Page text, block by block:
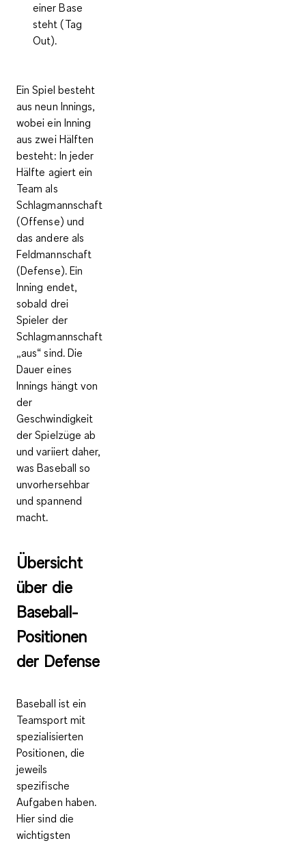
einer Base
steht (Tag
Out).
Ein Spiel besteht
aus neun Innings,
wobei ein Inning
aus zwei Hälften
besteht: In jeder
Hälfte agiert ein
Team als
Schlagmannschaft
(Offense) und
das andere als
Feldmannschaft
(Defense). Ein
Inning endet,
sobald drei
Spieler der
Schlagmannschaft
„aus“ sind. Die
Dauer eines
Innings hängt von
der
Geschwindigkeit
der Spielzüge ab
und variiert daher,
was Baseball so
unvorhersehbar
und spannend
macht.
Übersicht
über die
Baseball-
Positionen
der Defense
Baseball ist ein
Teamsport mit
spezialisierten
Positionen, die
jeweils
spezifische
Aufgaben haben.
Hier sind die
wichtigsten